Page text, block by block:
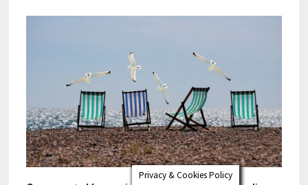
Privacy & Cookies Policy